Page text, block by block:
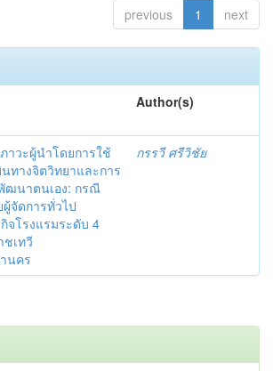
previous 1 next
Author(s)
าวะผู้นำโดยการใช้
ทางจิตวิทยาและการ
ฒนาตนเอง: กรณี
จัดการทั่วไป
จโรงแรมระดับ 4
ชเทวี
นคร
กรรวี ศรีวิชัย